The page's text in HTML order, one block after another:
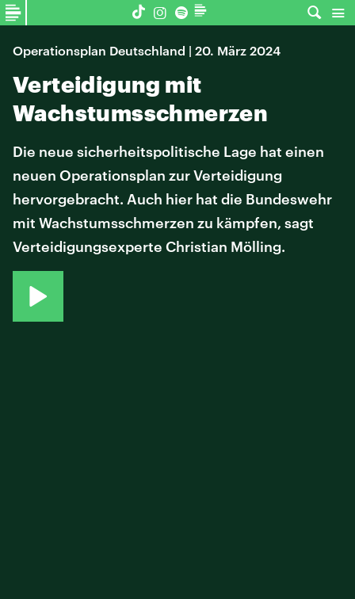
Operationsplan Deutschland | 20. März 2024
Verteidigung mit
Wachstumsschmerzen
Die neue sicherheitspolitische Lage hat einen
neuen Operationsplan zur Verteidigung
hervorgebracht. Auch hier hat die Bundeswehr
mit Wachstumsschmerzen zu kämpfen, sagt
Verteidigungsexperte Christian Mölling.